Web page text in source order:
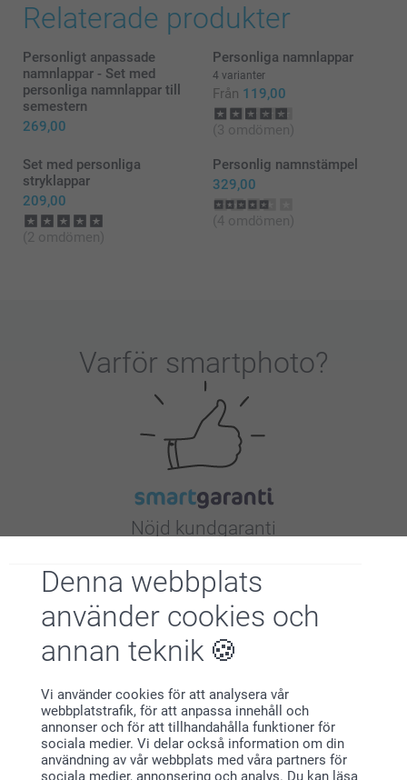
Denna webbplats
använder cookies och
annan teknik
Vi använder cookies för att analysera vår
webbplatstrafik, för att anpassa innehåll och
annonser och för att tillhandahålla funktioner för
sociala medier. Vi delar också information om din
användning av vår webbplats med våra partners för
sociala medier, annonsering och analys. Du kan läsa
Relaterade produkter
Personligt anpassade
namnlappar - Set med
personliga namnlappar till
semestern
269,00
Personliga namnlappar
4 varianter
Från 119,00
(3 omdömen)
Set med personliga
stryklappar
209,00
(2 omdömen)
Personlig namnstämpel
329,00
(4 omdömen)
Varför smartphoto?
Nöjd kundgaranti
Bonus på alla dina köp